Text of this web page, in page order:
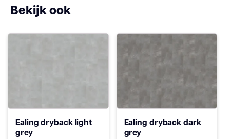
Antistatisch
Plak PVC
(jaren)
Bekijk ook
Ealing dryback light
grey
Ealing dryback dark
grey